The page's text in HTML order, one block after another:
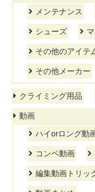
メンテナンス
シューズ
その他のアイテ
その他メーカー
クライミング用品
動画
ハイorロング動
コンペ動画
編集動画トリッ